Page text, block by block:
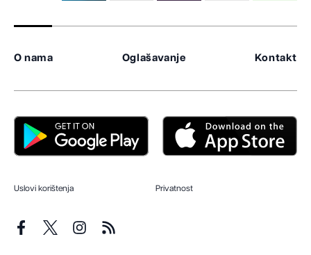
O nama Oglašavanje Kontakt
Uslovi korištenja Privatnost